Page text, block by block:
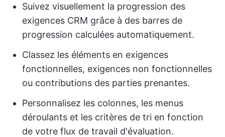
Suivez visuellement la progression des
exigences CRM grâce à des barres de
progression calculées automatiquement.
Classez les éléments en exigences
fonctionnelles, exigences non fonctionnelles
ou contributions des parties prenantes.
Personnalisez les colonnes, les menus
déroulants et les critères de tri en fonction
de votre flux de travail d'évaluation.